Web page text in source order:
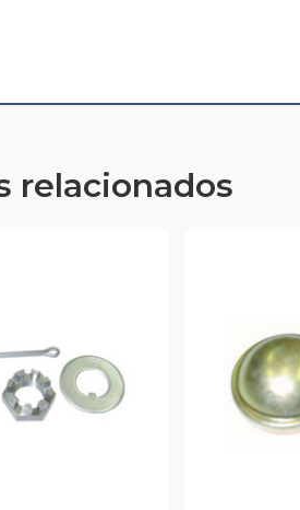
relacionados